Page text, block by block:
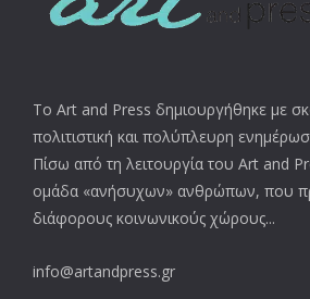
Το Art and Press δημιουργήθηκε με
πολιτιστική και πολύπλευρη
Πίσω από τη λειτουργία του Art and
ομάδα «ανήσυχων» ανθρώπων, που
διάφορους κοινωνικούς χώρους...
info@artandpress.gr